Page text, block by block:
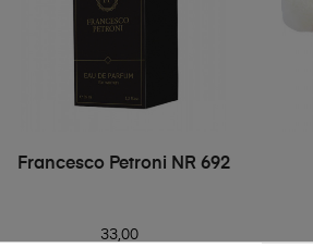
Francesco Petroni NR 692
33,00